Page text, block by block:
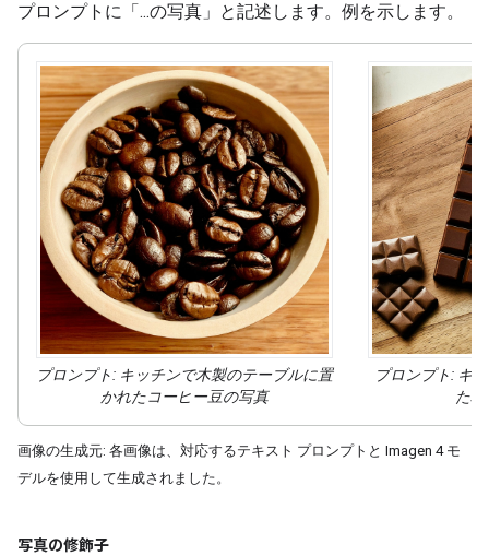
プロンプトに「...の写真 」と記述します。例を示します。
プロンプト: キッチンで木製のテーブルに置
かれたコーヒー豆の写真
プロンプト: キ
た
画像の生成元: 各画像は、対応するテキスト プロンプトと Imagen 4 モ
デルを使用して生成されました。
写真の修飾子